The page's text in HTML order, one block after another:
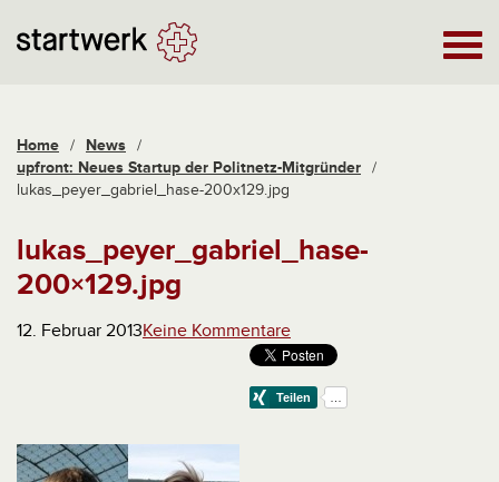
Home / News /
upfront: Neues Startup der Politnetz-Mitgründer /
lukas_peyer_gabriel_hase-200x129.jpg
lukas_peyer_gabriel_hase-
200×129.jpg
12. Februar 2013Keine Kommentare